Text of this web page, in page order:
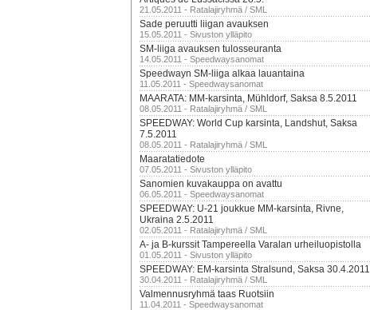
21.05.2011 - Ratalajiryhmä / SML
Sade peruutti liigan avauksen
15.05.2011 - Sivuston ylläpito
SM-liiga avauksen tulosseuranta
14.05.2011 - Speedwaysanomat
Speedwayn SM-liiga alkaa lauantaina
11.05.2011 - Speedwaysanomat
MAARATA: MM-karsinta, Mühldorf, Saksa 8.5.2011
08.05.2011 - Ratalajiryhmä / SML
SPEEDWAY: World Cup karsinta, Landshut, Saksa
7.5.2011
08.05.2011 - Ratalajiryhmä / SML
Maaratatiedote
07.05.2011 - Sivuston ylläpito
Sanomien kuvakauppa on avattu
06.05.2011 - Speedwaysanomat
SPEEDWAY: U-21 joukkue MM-karsinta, Rivne,
Ukraina 2.5.2011
02.05.2011 - Ratalajiryhmä / SML
A- ja B-kurssit Tampereella Varalan urheiluopistolla
01.05.2011 - Sivuston ylläpito
SPEEDWAY: EM-karsinta Stralsund, Saksa 30.4.2011
30.04.2011 - Ratalajiryhmä / SML
Valmennusryhmä taas Ruotsiin
11.04.2011 - Speedwaysanomat